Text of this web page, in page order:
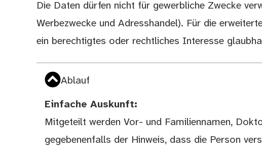
Die Daten dürfen nicht für gewerbliche Zwecke
Werbezwecke und Adresshandel). Für die
ein berechtigtes oder rechtliches Interesse
Ablauf
Einfache Auskunft:
Mitgeteilt werden Vor- und Familiennamen,
gegebenenfalls der Hinweis, dass die Person